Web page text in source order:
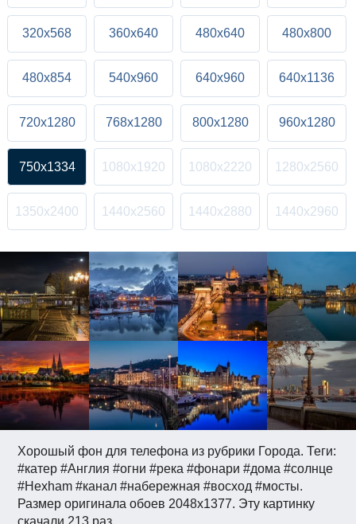
Хорошый фон для телефона из рубрики Города. Теги:
#катер #Англия #огни #река #фонари #дома #солнце
#Hexham #канал #набережная #восход #мосты.
Размер оригинала обоев 2048x1377. Эту картинку
320x568 360x640 480x640 480x800
480x854 540x960 640x960 640x1136
720x1280 768x1280 800x1280 960x1280
750x1334 1080x1920 1080x2220 1280x2560
1350x2400 1440x2560 1440x2880 1440x2960